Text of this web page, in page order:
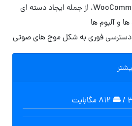
ادغام کامل با WooCommerce، از جمله ایجاد دسته ای
و آلبوم ها
دسترسی فوری به شکل موج های صوتی
/